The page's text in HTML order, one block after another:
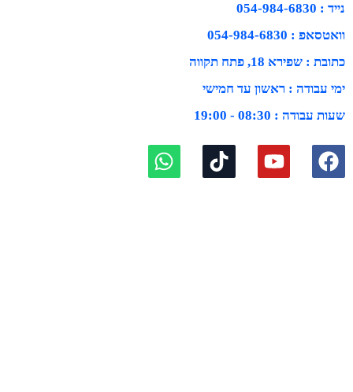
נייד : 054-984-6830
וואטסאפ : 054-984-6830
כתובת : שפירא 18, פתח תקווה
ימי עבודה : ראשון עד חמישי
שעות עבודה : 08:30 - 19:00